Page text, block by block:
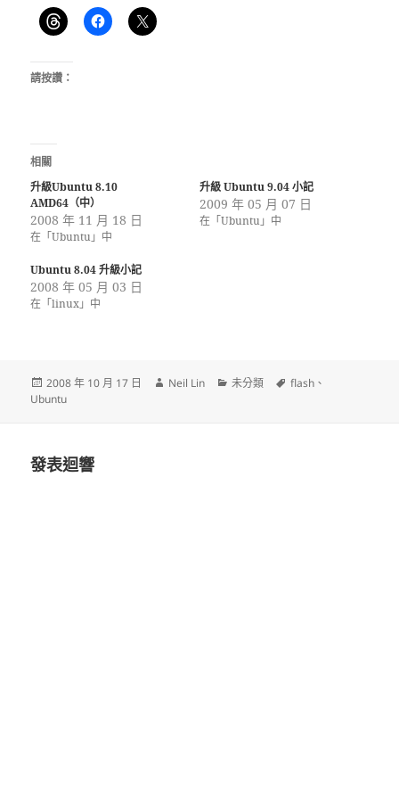
請按讚：
相關
升級Ubuntu 8.10
AMD64（中）
2008 年 11 月 18 日
在「Ubuntu」中
升級 Ubuntu 9.04 小記
2009 年 05 月 07 日
在「Ubuntu」中
Ubuntu 8.04 升級小記
2008 年 05 月 03 日
在「linux」中
發
佈
2008 年 10 月 17 日
作
Neil Lin
分
未分類
標
flash 、
Ubuntu
發表迴響